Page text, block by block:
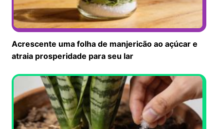
Acrescente uma folha de manjericão ao açúcar e
atraia prosperidade para seu lar